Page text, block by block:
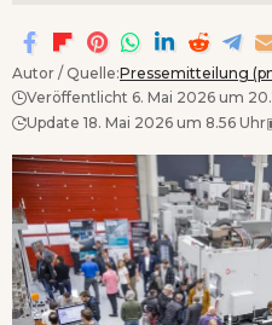
Autor / Quelle:Pressemitteilung
Veröffentlicht 6. Mai 2026 um
Update 18. Mai 2026 um 8.56 Uhr